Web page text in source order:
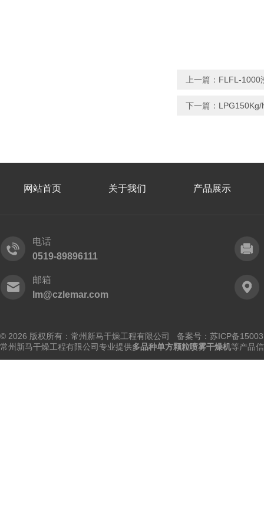
上一篇： FLFL-1000
下一篇：
网站首页 关于我们 产品展示
电话
0519-89896111
邮箱
lm@czlemar.com
© 2026 版权所有：常州新马干燥工程有限公司 备案号： 苏ICP备
常州新马干燥工程有限公司专业提供多品种单方颗粒喷雾干燥机等产品